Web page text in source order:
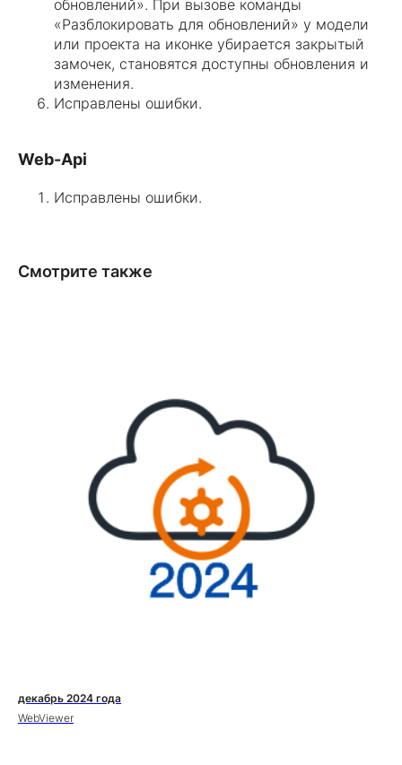
обновлений». При вызове команды
«Разблокировать для обновлений» у модели
или проекта на иконке убирается закрытый
замочек, становятся доступны обновления и
изменения.
Исправлены ошибки.
Web-Api
Исправлены ошибки.
Смотрите также
декабрь 2024 года
WebViewer